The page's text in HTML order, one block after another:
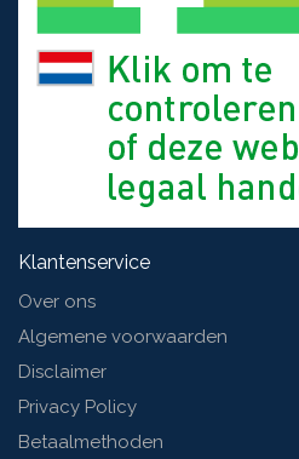
Klantenservice
Over ons
Algemene voorwaarden
Disclaimer
Privacy Policy
Betaalmethoden